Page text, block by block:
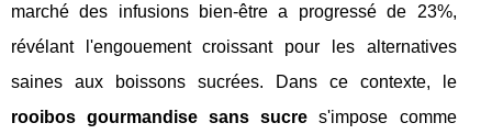
marché des infusions bien-être a progressé de 23%,
révélant l'engouement croissant pour les alternatives
saines aux boissons sucrées. Dans ce contexte, le
rooibos gourmandise sans sucre s'impose comme